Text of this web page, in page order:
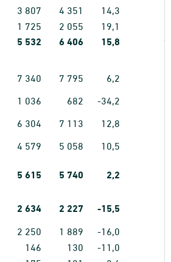
3 807 4 351 14,3
1 725 2 055 19,1
5 532 6 406 15,8
7 340 7 795 6,2
1 036 682 -34,2
6 304 7 113 12,8
4 579 5 058 10,5
5 615 5 740 2,2
2 634 2 227 -15,5
2 250 1 889 -16,0
146 130 -11,0